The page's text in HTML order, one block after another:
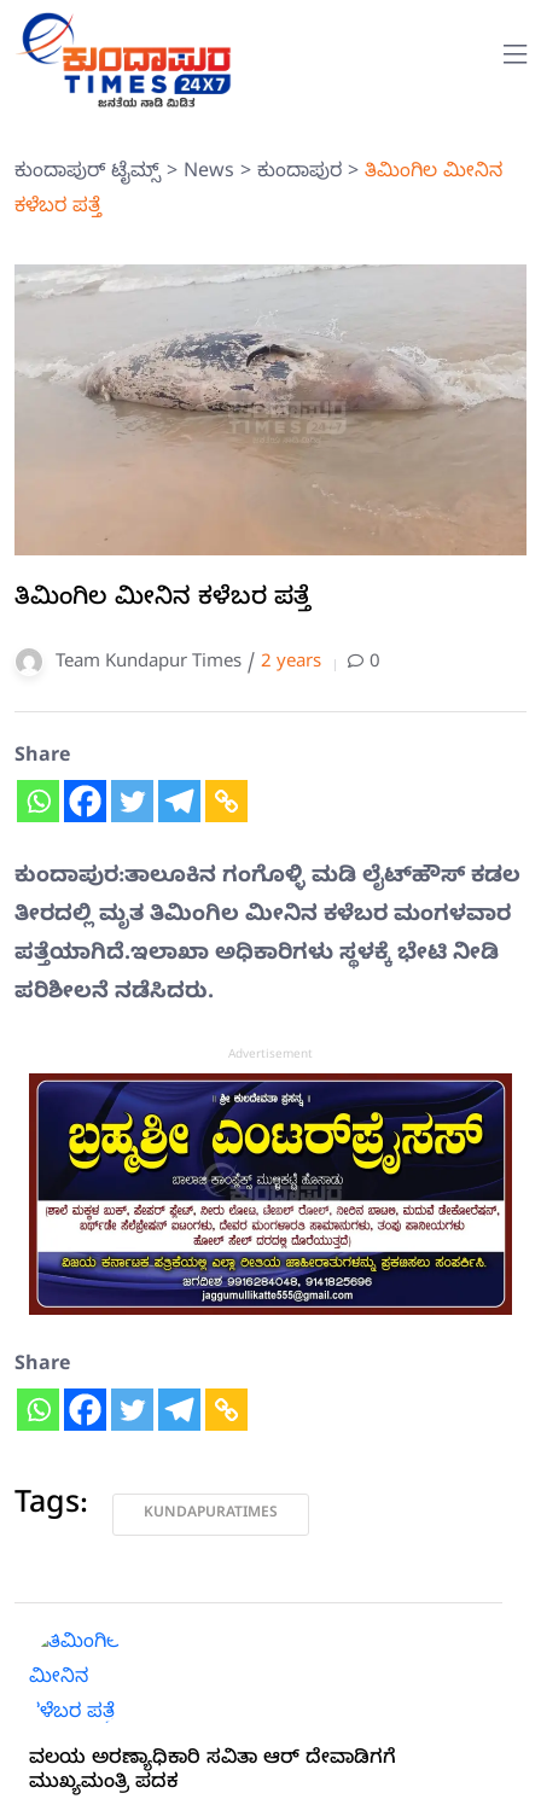
ಕುಂದಾಪುರ್ ಟೈಮ್ಸ್> News > ಕುಂದಾಪುರ > ತಿಮಿಂಗಿಲ ಮೀನಿನ
ಕಳೆಬರ ಪತ್ತೆ
ತಿಮಿಂಗಿಲ ಮೀನಿನ ಕಳೆಬರ ಪತ್ತೆ
Team Kundapur Times / 2 years 0
Share
ಕುಂದಾಪುರ:ತಾಲೂಕಿನ ಗಂಗೊಳ್ಳಿ ಮಡಿ ಲೈಟ್‍ಹೌಸ್ ಕಡಲ
ತೀರದಲ್ಲಿ ಮೃತ ತಿಮಿಂಗಿಲ ಮೀನಿನ ಕಳೆಬರ ಮಂಗಳವಾರ
ಪತ್ತೆಯಾಗಿದೆ.ಇಲಾಖಾ ಅಧಿಕಾರಿಗಳು ಸ್ಥಳಕ್ಕೆ ಭೇಟಿ ನೀಡಿ
ಪರಿಶೀಲನೆ ನಡೆಸಿದರು.
Advertisement
Share
Tags: KUNDAPURATIMES
ವಲಯ ಅರಣ್ಯಾಧಿಕಾರಿ ಸವಿತಾ ಆರ್ ದೇವಾಡಿಗಗೆ
ಮುಖ್ಯಮಂತ್ರಿ ಪದಕ